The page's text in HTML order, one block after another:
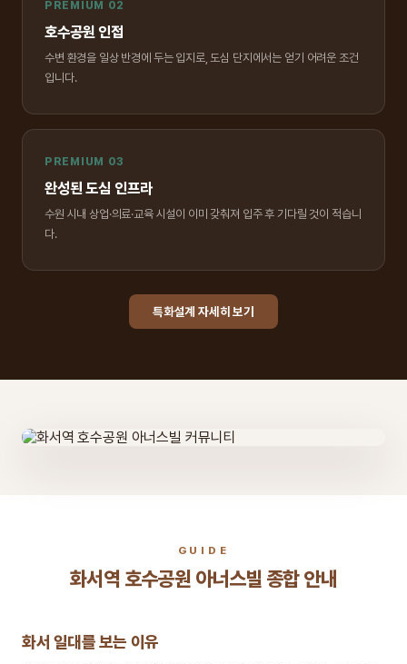
PREMIUM 02
호수공원 인접
수변 환경을 일상 반경에 두는 입지로, 도심 단지에서는 얻기 어려운 조건
입니다.
PREMIUM 03
완성된 도심 인프라
수원 시내 상업·의료·교육 시설이 이미 갖춰져 입주 후 기다릴 것이 적습니
다.
특화설계 자세히 보기
차지하게 됩니다. 역세권 단지의 커뮤니티는 이용 시간대가 분명
이 함께 쓰는 공간의 성격이 다르며, 설계 확정 시 이런 수요가 어
GUIDE
화서역 호수공원 아너스빌 종합 안내
화서 일대를 보는 이유